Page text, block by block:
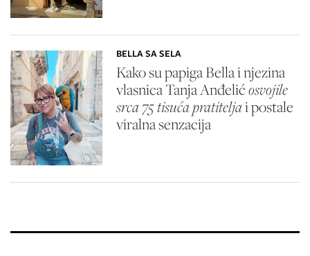
BELLA SA SELA
Kako su papiga Bella i njezina
vlasnica Tanja Anđelićosvojile
srca 75 tisuća pratiteljai postale
viralna senzacija